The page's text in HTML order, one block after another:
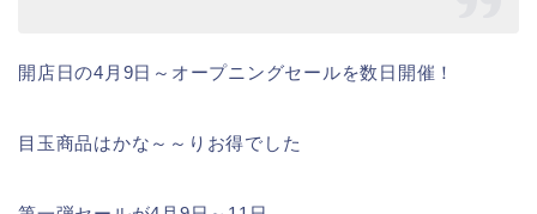
開店日の4月9日～オープニングセールを数日開催！
目玉商品はかな～～りお得でした